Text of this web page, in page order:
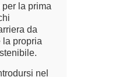
la prima
da
la propria
nel